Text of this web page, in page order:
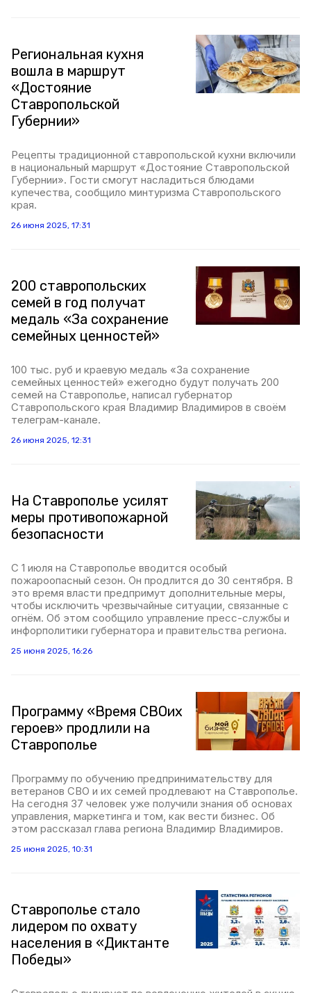
Региональная кухня
вошла в маршрут
«Достояние
Ставропольской
Губернии»
Рецепты традиционной ставропольской кухни включили
в национальный маршрут «Достояние Ставропольской
Губернии». Гости смогут насладиться блюдами
купечества, сообщило минтуризма Ставропольского
края.
26 июня 2025, 17:31
200 ставропольских
семей в год получат
медаль «За сохранение
семейных ценностей»
100 тыс. руб и краевую медаль «За сохранение
семейных ценностей» ежегодно будут получать 200
семей на Ставрополье, написал губернатор
Ставропольского края Владимир Владимиров в своём
телеграм-канале.
26 июня 2025, 12:31
На Ставрополье усилят
меры противопожарной
безопасности
С 1 июля на Ставрополье вводится особый
пожароопасный сезон. Он продлится до 30 сентября. В
это время власти предпримут дополнительные меры,
чтобы исключить чрезвычайные ситуации, связанные с
огнём. Об этом сообщило управление пресс-службы и
инфорполитики губернатора и правительства региона.
25 июня 2025, 16:26
Программу «Время СВОих
героев» продлили на
Ставрополье
Программу по обучению предпринимательству для
ветеранов СВО и их семей продлевают на Ставрополье.
На сегодня 37 человек уже получили знания об основах
управления, маркетинга и том, как вести бизнес. Об
этом рассказал глава региона Владимир Владимиров.
25 июня 2025, 10:31
Ставрополье стало
лидером по охвату
населения в «Диктанте
Победы»